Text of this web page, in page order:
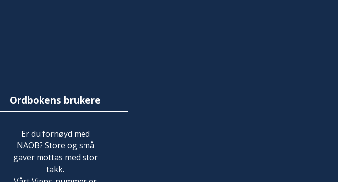
Ordbokens brukere
Er du fornøyd med
NAOB? Store og små
gaver mottas med stor
takk.